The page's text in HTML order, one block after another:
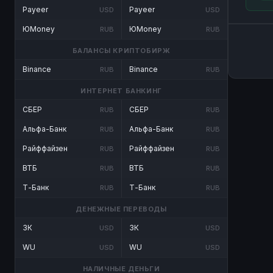
Payeer USD
ЮMoney RUB
Payeer USD
ЮMoney RUB
БАЛАНСЫ КРИПТОБИРЖ
Binance RUB Binance RUB
ИНТЕРНЕТ БАНКИНГ
СБЕР RUB
Альфа-Банк RUB
Райффайзен RUB
ВТБ RUB
Т-Банк RUB
СБЕР RUB
Альфа-Банк RUB
Райффайзен RUB
ВТБ RUB
Т-Банк RUB
ДЕНЕЖНЫЕ ПЕРЕВОДЫ
ЗК USD
WU USD
ЗК USD
WU USD
НАЛИЧНЫЕ ДЕНЬГИ